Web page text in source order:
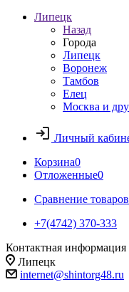
Липецк
Назад
Города
Липецк
Воронеж
Тамбов
Елец
Москва и
Личный
Корзина0
Отложенные0
Сравнение товаров
+7(4742) 370-333
Контактная информация
Липецк
internet@shintorg48.ru